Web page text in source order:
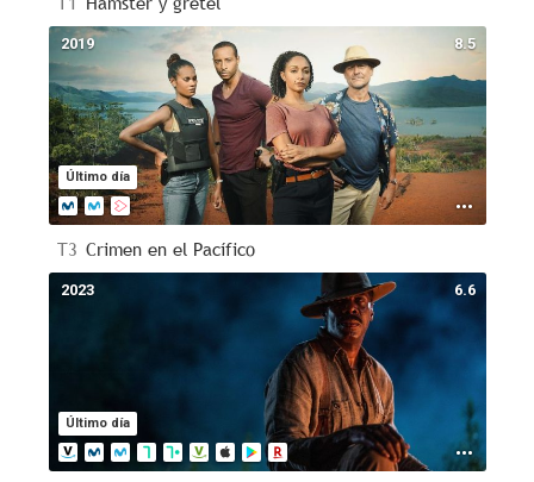
8.5
Último día
2019
T3 Crimen en el Pacífico
6.6
Último día
2023